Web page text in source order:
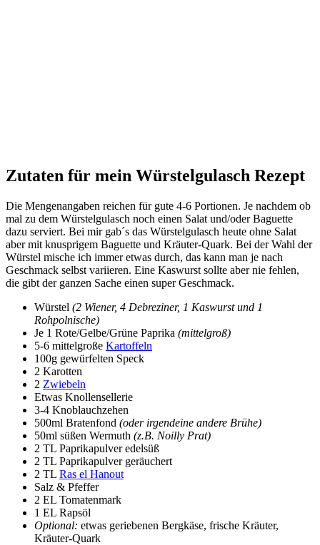
Zutaten für mein Würstelgulasch Rezept
Die Mengenangaben reichen für gute 4-6 Portionen. Je nachdem ob
mal zu dem Würstelgulasch noch einen Salat und/oder Baguette
dazu serviert. Bei mir gab´s das Würstelgulasch heute ohne Salat
aber mit knusprigem Baguette und Kräuter-Quark. Bei der Wahl der
Würstel mische ich immer etwas durch, das kann man je nach
Geschmack selbst variieren. Eine Kaswurst sollte aber nie fehlen,
die gibt der ganzen Sache einen super Geschmack.
Würstel (2 Wiener, 4 Debreziner, 1 Kaswurst und 1
Rohpolnische)
Je 1 Rote/Gelbe/Grüne Paprika (mittelgroß)
5-6 mittelgroße Kartoffeln
100g gewürfelten Speck
2 Karotten
2 Zwiebeln
Etwas Knollensellerie
3-4 Knoblauchzehen
500ml Bratenfond (oder irgendeine andere Brühe)
50ml süßen Wermuth (z.B. Noilly Prat)
2 TL Paprikapulver edelsüß
2 TL Paprikapulver geräuchert
2 TL Ras el Hanout
Salz & Pfeffer
2 EL Tomatenmark
1 EL Rapsöl
Optional: etwas geriebenen Bergkäse, frische Kräuter,
Kräuter-Quark